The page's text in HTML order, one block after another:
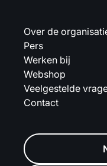
Over de
Pers
Werken bij
Webshop
Veelgestelde
Contact